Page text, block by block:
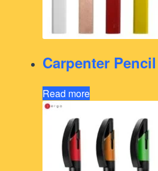
Carpenter Pencil
Read more